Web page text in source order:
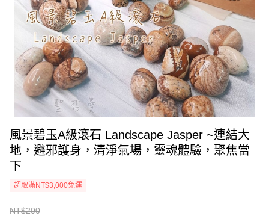
風景碧玉A級滾石 Landscape Jasper ~連結大
地，避邪護身，清淨氣場，靈魂體驗，聚焦當
下
超取滿NT$3,000免運
NT$200